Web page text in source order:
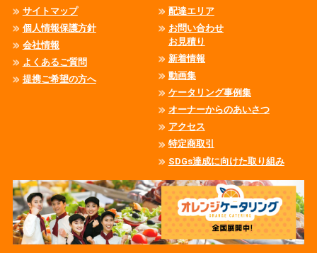
サイトマップ
個人情報保護方針
会社情報
よくあるご質問
提携ご希望の方へ
配達エリア
お問い合わせ
お見積り
新着情報
動画集
ケータリング事例集
オーナーからのあいさつ
アクセス
特定商取引
SDGs達成に向けた取り組み